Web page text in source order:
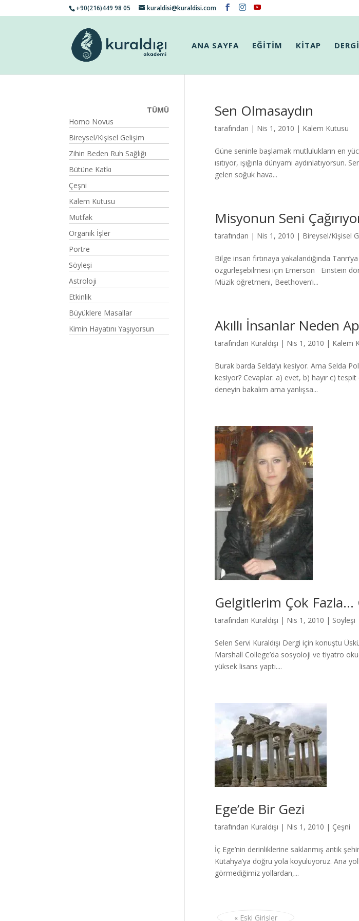
+90(216)449 98 05 kuraldisi@kuraldisi.com
ANA SAYFA EĞİTİM KİTAP DERGİ
Sen Olmasaydın
tarafından | Nis 1, 2010 | Kalem Kutusu
Güne seninle başlamak mutlulukların en
ısıtıyor, ışığınla dünyamı
gelen soğuk hava...
Misyonun Seni
tarafından | Nis 1, 2010 | Bireysel/Kişisel
Bilge insan fırtınaya yakalandığında
özgürleşebilmesi için Emerson Einstein
Müzik öğretmeni, Beethoven’ı...
Akıllı İnsanlar Neden
tarafından Kuraldışı | Nis 1, 2010 | Kalem
Burak barda Selda’yı kesiyor. Ama Selda
kesiyor? Cevaplar: a) evet, b) hayır c)
deneyin bakalım ama yanlışsa...
Gelgitlerim Çok Fazla…
tarafından Kuraldışı | Nis 1, 2010 | Söyleşi
Selen Servi Kuraldışı Dergi için konuştu
Marshall College’da sosyoloji ve tiyatro
yüksek lisans yaptı....
Ege’de Bir Gezi
tarafından Kuraldışı | Nis 1, 2010 | Çeşni
İç Ege’nin derinliklerine saklanmış antik
Kütahya’ya doğru yola koyuluyoruz. Ana
görmediğimiz yollardan,...
« Eski Girişler
TÜMÜ
Homo Novus
Bireysel/Kişisel Gelişim
Zihin Beden Ruh Sağlığı
Bütüne Katkı
Çeşni
Kalem Kutusu
Mutfak
Organik İşler
Portre
Söyleşi
Astroloji
Etkinlik
Büyüklere Masallar
Kimin Hayatını Yaşıyorsun